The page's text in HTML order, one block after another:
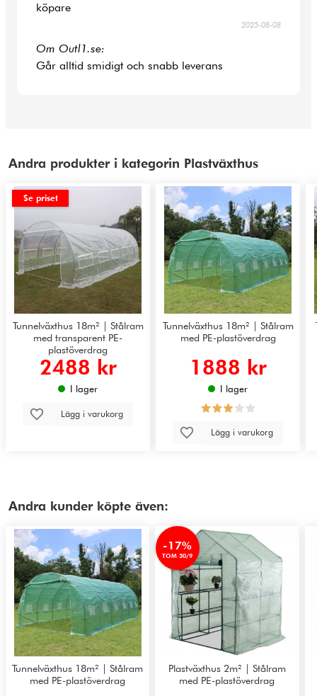
köpare
2025-08-08
Om Outl1.se:
Går alltid smidigt och snabb leverans
Andra produkter i kategorin Plastväxthus
Se priset
Tunnelväxthus 18m² | Stålram
med transparent PE-
plastöverdrag
2488 kr
I lager
Lägg i varukorg
Tunnelväxthus 18m² | Stålram
med PE-plastöverdrag
1888 kr
I lager
Lägg i varukorg
Andra kunder köpte även:
Tunnelväxthus 18m² | Stålram
med PE-plastöverdrag
-17%
TOM 30/9
Plastväxthus 2m² | Stålram
med PE-plastöverdrag